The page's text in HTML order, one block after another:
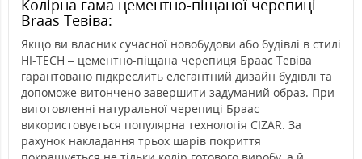
Колірна гама цементно-піщаної черепиці
Braas Тевіва:
Якщо ви власник сучасної новобудови або будівлі в стилі
HI-TECH – цементно-піщана черепиця Браас Тевіва
гарантовано підкреслить елегантний дизайн будівлі та
допоможе витончено завершити задуманий образ. При
виготовленні натуральної черепиці Браас
використовується популярна технологія CIZAR. За
рахунок накладання трьох шарів покриття